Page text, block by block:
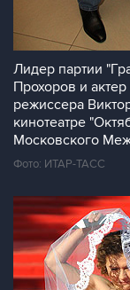
Лидер партии
Прохоров и
режиссера
кинотеатре
Московского
Фото: ИТАР-ТАСС